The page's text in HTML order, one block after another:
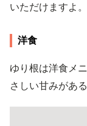
いただけますよ。
洋食
ゆり根は洋食メ
さしい甘みがあ